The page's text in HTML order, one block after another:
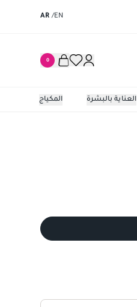
EN
/
AR
0
المكياج العناية بالبشرة